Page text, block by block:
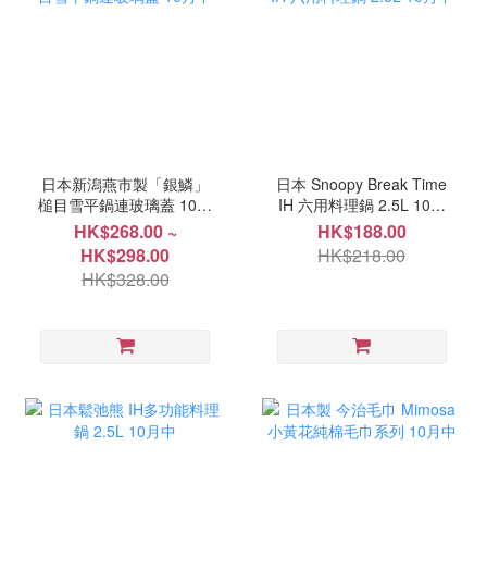
日本新潟燕市製「銀鱗」
槌目雪平鍋連玻璃蓋 10月
中
HK$268.00 ~
HK$298.00
HK$328.00
日本 Snoopy Break Time
IH 六用料理鍋 2.5L 10月
中
HK$188.00
HK$218.00